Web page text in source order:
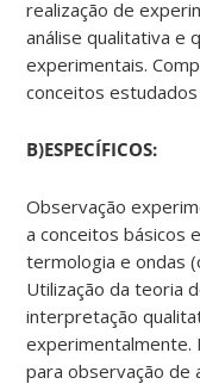
realização de
análise qualitativa e
experimentais.
conceitos
B)ESPECÍFICOS:
Observação
a conceitos básicos
termologia e ondas
Utilização da teoria
interpretação
experimentalmente.
para observação de